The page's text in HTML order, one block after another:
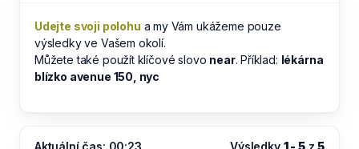
Udejte svoji polohu a my Vám ukážeme pouze
výsledky ve Vašem okolí.
Můžete také použít klíčové slovo near. Příklad: lékárna
blízko avenue 150, nyc
Aktuální čas: 00:23 Výsledky 1 - 5z5